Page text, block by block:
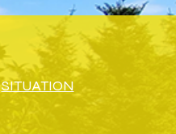
SITUATION